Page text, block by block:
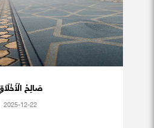
صَالِحُ
2025-12-22